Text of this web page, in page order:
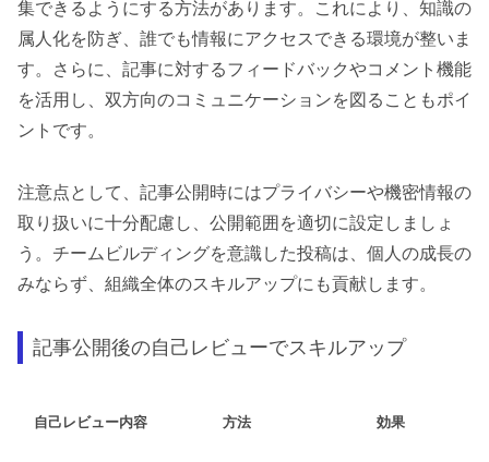
集できるようにする方法があります。これにより、知識の
属人化を防ぎ、誰でも情報にアクセスできる環境が整いま
す。さらに、記事に対するフィードバックやコメント機能
を活用し、双方向のコミュニケーションを図ることもポイ
ントです。
注意点として、記事公開時にはプライバシーや機密情報の
取り扱いに十分配慮し、公開範囲を適切に設定しましょ
う。チームビルディングを意識した投稿は、個人の成長の
みならず、組織全体のスキルアップにも貢献します。
記事公開後の自己レビューでスキルアップ
自己レビュー内容 方法 効果